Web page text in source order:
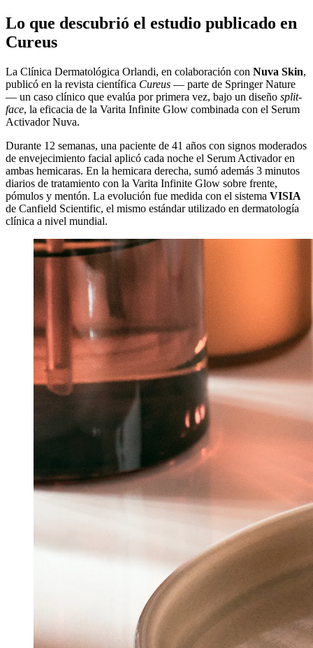
Lo que descubrió el estudio publicado en
Cureus
La Clínica Dermatológica Orlandi, en colaboración con Nuva Skin,
publicó en la revista científica Cureus — parte de Springer Nature
— un caso clínico que evalúa por primera vez, bajo un diseño split-
face, la eficacia de la Varita Infinite Glow combinada con el Serum
Activador Nuva.
Durante 12 semanas, una paciente de 41 años con signos moderados
de envejecimiento facial aplicó cada noche el Serum Activador en
ambas hemicaras. En la hemicara derecha, sumó además 3 minutos
diarios de tratamiento con la Varita Infinite Glow sobre frente,
pómulos y mentón. La evolución fue medida con el sistema VISIA
de Canfield Scientific, el mismo estándar utilizado en dermatología
clínica a nivel mundial.